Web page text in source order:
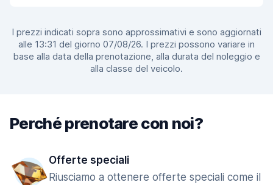
I prezzi indicati sopra sono approssimativi e sono aggiornati
alle 13:31 del giorno 07/08/26. I prezzi possono variare in
base alla data della prenotazione, alla durata del noleggio e
alla classe del veicolo.
Perché prenotare con noi?
Offerte speciali
Riusciamo a ottenere offerte speciali come il